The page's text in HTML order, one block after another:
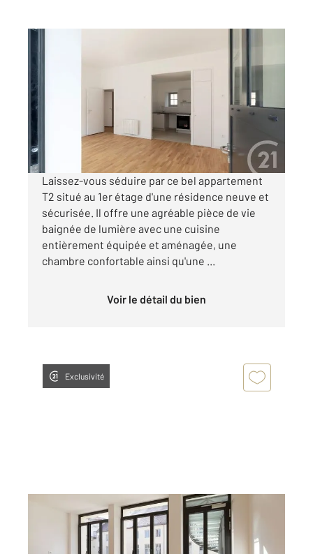
Appartement F2 à louer
566 €
par mois charges comprises
Laissez-vous séduire par ce bel appartement
T2 situé au 1er étage d'une résidence neuve et
sécurisée. Il offre une agréable pièce de vie
baignée de lumière avec une cuisine
entièrement équipée et aménagée, une
chambre confortable ainsi qu'une ...
Voir le détail du bien
Exclusivité
DOLE 39
45,06 m2, 2 pièces
Ref : 13566